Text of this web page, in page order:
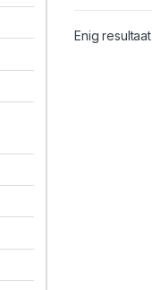
Enig resultaat